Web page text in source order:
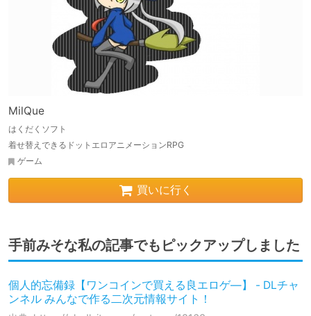
MilQue
はくだくソフト
着せ替えできるドットエロアニメーションRPG
ゲーム
買いに行く
手前みそな私の記事でもピックアップしました
個人的忘備録【ワンコインで買える良エロゲ―】 - DLチャ
ンネル みんなで作る二次元情報サイト！